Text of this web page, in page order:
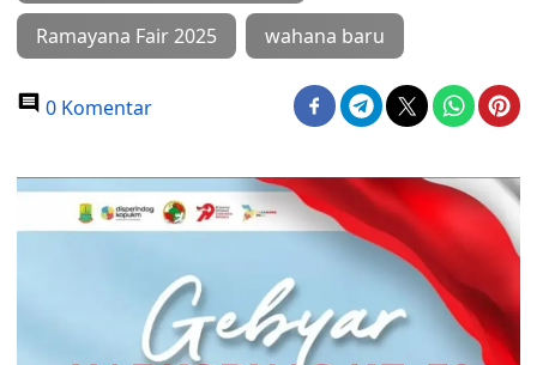
Ramayana Fair 2025 wahana baru
0 Komentar